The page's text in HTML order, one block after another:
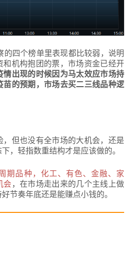
的四个榜单里表现都比较弱，说明
机构抱团的票，市场资金已经开
情出现的时候因为马太效应市场持
的预期，市场去买二三线品种逻
但也没有全市场的大机会，还是
，轻指数重结构才是应该做的。
期品种，化工、有色、金融、家
会，在市场走出来的几个主线上做
节奏年底还是能赚点小钱的。